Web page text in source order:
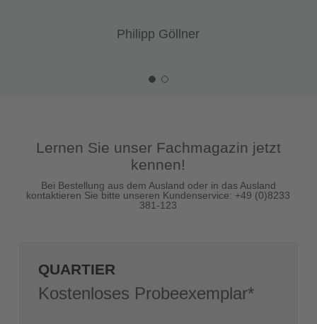
Philipp Göllner
Lernen Sie unser Fachmagazin jetzt
kennen!
Bei Bestellung aus dem Ausland oder in das Ausland
kontaktieren Sie bitte unseren Kundenservice: +49 (0)8233
381-123
QUARTIER
Kostenloses Probeexemplar*